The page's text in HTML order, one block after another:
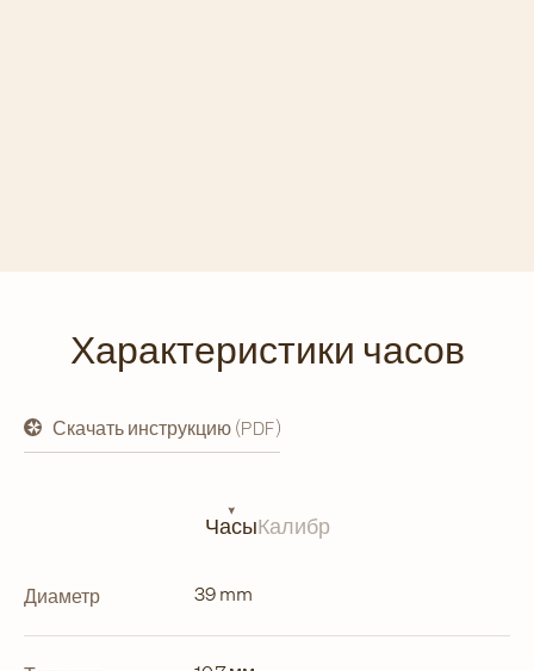
Характеристики часов
Скачать инструкцию (PDF)
открывается
в
ЧасыКалибр
Диаметр 39 mm